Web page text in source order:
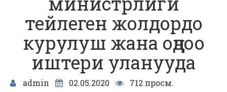
тейлеген жолдордо
курулуш жана оңдоо
иштери уланууда
admin 02.05.2020
712 просм.